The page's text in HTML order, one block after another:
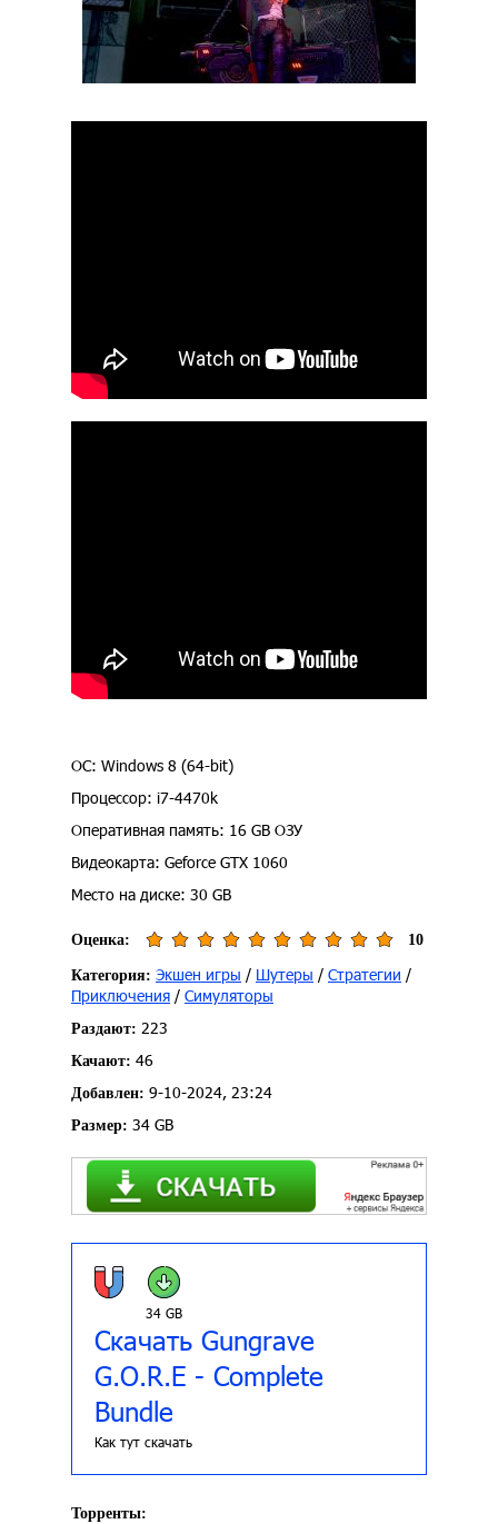
ОС: Windows 8 (64-bit)
Процессор: i7-4470k
Оперативная память: 16 GB ОЗУ
Видеокарта: Geforce GTX 1060
Место на диске: 30 GB
Оценка: 10
Категория: Экшен игры / Шутеры / Стратегии /
Приключения / Симуляторы
Раздают: 223
Качают: 46
Добавлен: 9-10-2024, 23:24
Размер: 34 GB
34 GB
Скачать Gungrave
G.O.R.E - Complete
Bundle
Как тут скачать
Торренты: